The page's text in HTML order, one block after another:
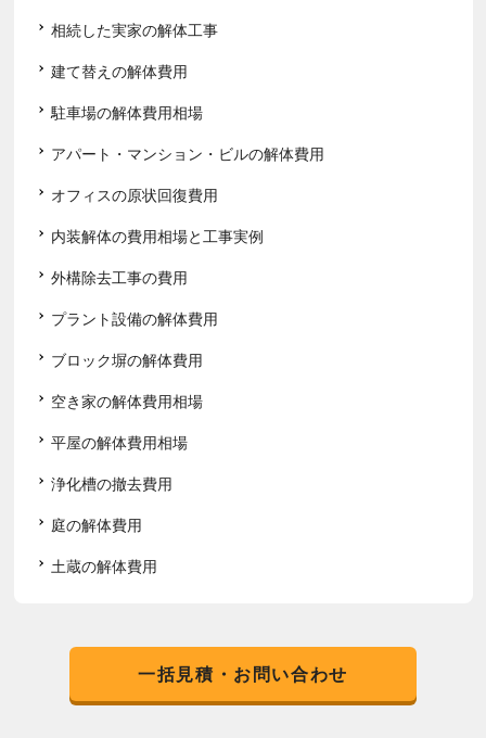
相続した実家の解体工事
建て替えの解体費用
駐車場の解体費用相場
アパート・マンション・ビルの解体費用
オフィスの原状回復費用
内装解体の費用相場と工事実例
外構除去工事の費用
プラント設備の解体費用
ブロック塀の解体費用
空き家の解体費用相場
平屋の解体費用相場
浄化槽の撤去費用
庭の解体費用
土蔵の解体費用
一括見積・お問い合わせ